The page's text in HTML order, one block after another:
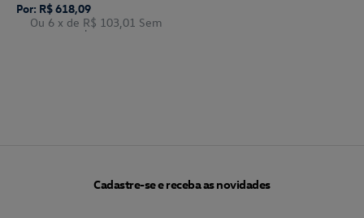
Por: R$ 618,09
Ou 6 x de R$ 103,01 Sem
Juros
Cadastre-se e receba as novidades